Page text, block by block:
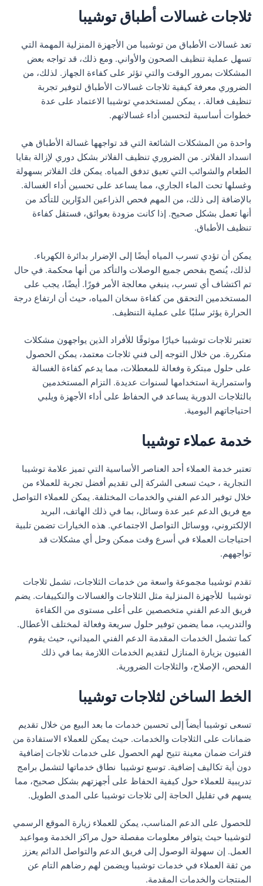
ثلاجات غسالات أطباق توشيبا
تعد غسالات الأطباق من توشيبا من الأجهزة المنزلية المهمة التي
تسهل عملية تنظيف الصحون والأواني. ومع ذلك، قد تواجه بعض
المشكلات بمرور الوقت والتي تؤثر على كفاءة الجهاز. لذلك، من
الضروري معرفة كيفية ثلاجات غسالات الأطباق لتوفير تجربة
تنظيف فعالة. ، يمكن لمستخدمي توشيبا الاعتماد على عدة
خطوات أساسية لتحسين أداء غسالاتهم.
واحدة من المشكلات الشائعة التي قد تواجهها غسالة الأطباق هي
انسداد الفلاتر. من الضروري تنظيف الفلاتر بشكل دوري لإزالة بقايا
الطعام والشوائب التي تعيق تدفق المياه. يمكن فك الفلاتر بسهولة
وغسلها تحت الماء الجاري، مما يساعد على تحسين أداء الغسالة.
بالإضافة إلى ذلك، من المهم فحص الذراعين الدوّارين للتأكد من
أنها تعمل بشكل صحيح. إذا كانت مزودة بعوائق، فستقل كفاءة
تنظيف الأطباق.
يمكن أن تؤدي تسرب المياه أيضًا إلى الإضرار بدائرة الكهرباء.
لذلك، يُنصح بفحص جميع الوصلات والتأكد من أنها محكمة. في حال
تم اكتشاف أي تسرب، ينبغي معالجة الأمر فورًا. أيضًا، يجب على
المستخدمين التحقق من كفاءة سخان المياه، حيث أن ارتفاع درجة
الحرارة يؤثر سلبًا على عملية التنظيف.
تعتبر ثلاجات توشيبا خيارًا موثوقًا للأفراد الذين يواجهون مشكلات
متكررة. من خلال التوجه إلى فني ثلاجات معتمد، يمكن الحصول
على حلول مبتكرة وفعالة للمعطلات، مما يدعم كفاءة الغسالة
واستمرارية استخدامها لسنوات عديدة. التزام المستخدمين
بالثلاجات الدورية يساعد في الحفاظ على أداء الأجهزة ويلبي
احتياجاتهم اليومية.
خدمة عملاء توشيبا
تعتبر خدمة العملاء أحد العناصر الأساسية التي تميز علامة توشيبا
التجارية ، حيث تسعى الشركة إلى تقديم أفضل تجربة للعملاء من
خلال توفير الدعم الفني والخدمات المختلفة. يمكن للعملاء التواصل
مع فريق الدعم عبر عدة وسائل، بما في ذلك الهاتف، البريد
الإلكتروني، ووسائل التواصل الاجتماعي. هذه الخيارات تضمن تلبية
احتياجات العملاء في أسرع وقت ممكن وحل أي مشكلات قد
تواجههم.
تقدم توشيبا مجموعة واسعة من خدمات الثلاجات، تشمل ثلاجات
توشيبا للأجهزة المنزلية مثل الثلاجات والغسالات والتكييفات. يضم
فريق الدعم الفني متخصصين على أعلى مستوى من الكفاءة
والتدريب، مما يضمن توفير حلول سريعة وفعالة لمختلف الأعطال.
كما تشمل الخدمات المقدمة الدعم الفني الميداني، حيث يقوم
الفنيون بزيارة المنازل لتقديم الخدمات اللازمة بما في ذلك
الفحص، الإصلاح، والثلاجات الضرورية.
الخط الساخن لثلاجات توشيبا
تسعى توشيبا أيضاً إلى تحسين خدمات ما بعد البيع من خلال تقديم
ضمانات على الثلاجات والخدمات. حيث يمكن للعملاء الاستفادة من
فترات ضمان معينة تتيح لهم الحصول على خدمات ثلاجات إضافية
دون أية تكاليف إضافية. توسع توشيبا نطاق خدماتها لتشمل برامج
تدريبية للعملاء حول كيفية الحفاظ على أجهزتهم بشكل صحيح، مما
يسهم في تقليل الحاجة إلى ثلاجات توشيبا على المدى الطويل.
للحصول على الدعم المناسب، يمكن للعملاء زيارة الموقع الرسمي
لتوشيبا حيث يتوافر معلومات مفصلة حول مراكز الخدمة ومواعيد
العمل. إن سهولة الوصول إلى فريق الدعم والتواصل الدائم يعزز
من ثقة العملاء في خدمات توشيبا ويضمن لهم رضاهم التام عن
المنتجات والخدمات المقدمة.